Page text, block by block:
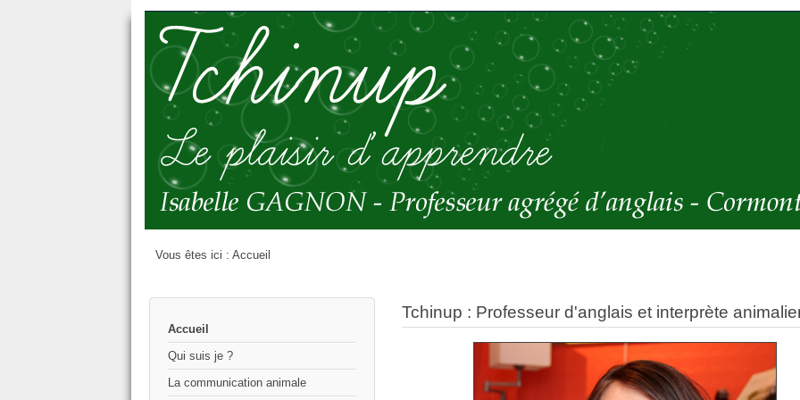
Vous êtes ici : Accueil
Accueil
Qui suis je ?
La communication animale
Tchinup : Professeur d'anglais et interprète